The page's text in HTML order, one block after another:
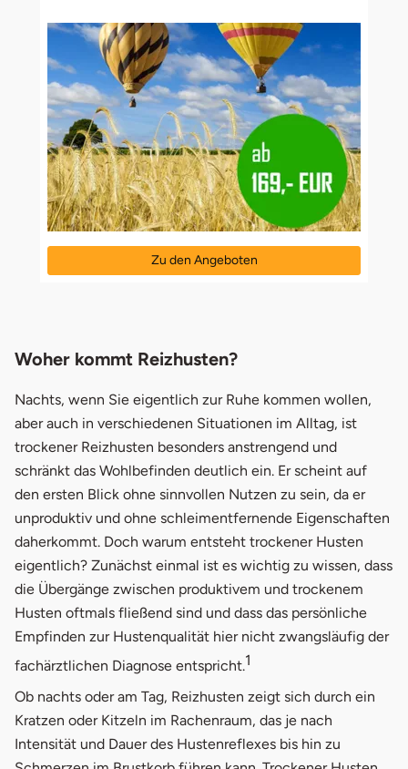
Zu den Angeboten
Woher kommt Reizhusten?
Nachts, wenn Sie eigentlich zur Ruhe kommen wollen,
aber auch in verschiedenen Situationen im Alltag, ist
trockener Reizhusten besonders anstrengend und
schränkt das Wohlbefinden deutlich ein. Er scheint auf
den ersten Blick ohne sinnvollen Nutzen zu sein, da er
unproduktiv und ohne schleimentfernende Eigenschaften
daherkommt. Doch warum entsteht trockener Husten
eigentlich? Zunächst einmal ist es wichtig zu wissen, dass
die Übergänge zwischen produktivem und trockenem
Husten oftmals fließend sind und dass das persönliche
Empfinden zur Hustenqualität hier nicht zwangsläufig der
fachärztlichen Diagnose entspricht.1
Ob nachts oder am Tag, Reizhusten zeigt sich durch ein
Kratzen oder Kitzeln im Rachenraum, das je nach
Intensität und Dauer des Hustenreflexes bis hin zu